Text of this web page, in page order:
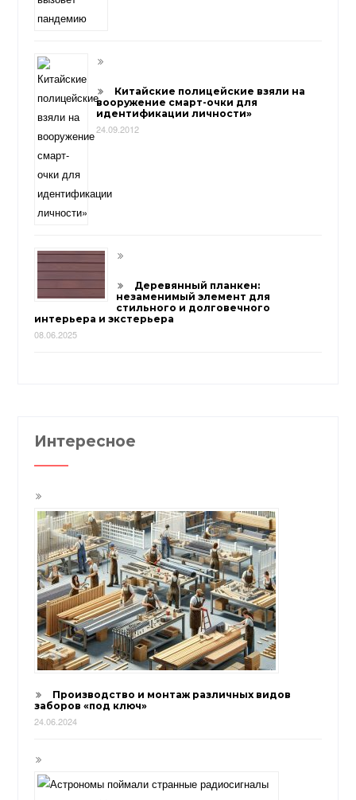
Китайские полицейские взяли на
вооружение смарт-очки для
идентификации личности»
24.09.2012
Деревянный планкен:
незаменимый элемент для
стильного и долговечного
интерьера и экстерьера
08.06.2025
Интересное
Производство и монтаж различных видов
заборов «под ключ»
24.06.2024